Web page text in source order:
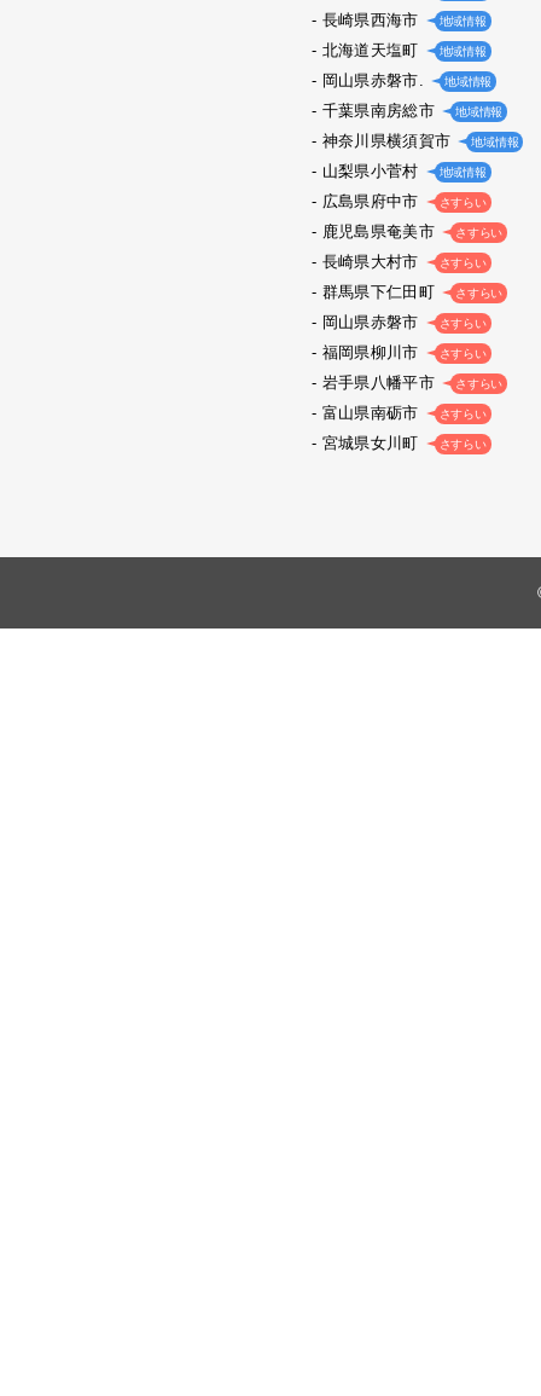
長崎県西海市 地域情報
北海道天塩町 地域情報
岡山県赤磐市. 地域情報
千葉県南房総市 地域情報
神奈川県横須賀市 地域情報
山梨県小菅村 地域情報
広島県府中市 さすらい
鹿児島県奄美市 さすらい
長崎県大村市 さすらい
群馬県下仁田町 さすらい
岡山県赤磐市 さすらい
福岡県柳川市 さすらい
岩手県八幡平市 さすらい
富山県南砺市 さすらい
宮城県女川町 さすらい